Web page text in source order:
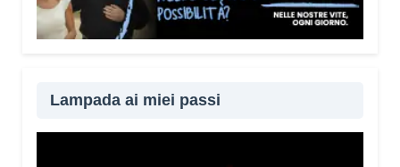
Lampada ai miei passi